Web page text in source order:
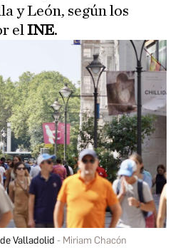
y León, según los
el INE.
Valladolid Miriam Chacón